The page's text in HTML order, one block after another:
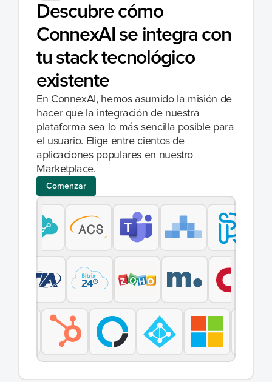
Descubre cómo
ConnexAI se integra con
tu stack tecnológico
existente
En ConnexAI, hemos asumido la misión de
hacer que la integración de nuestra
plataforma sea lo más sencilla posible para
el usuario. Elige entre cientos de
aplicaciones populares en nuestro
Marketplace.
Comenzar